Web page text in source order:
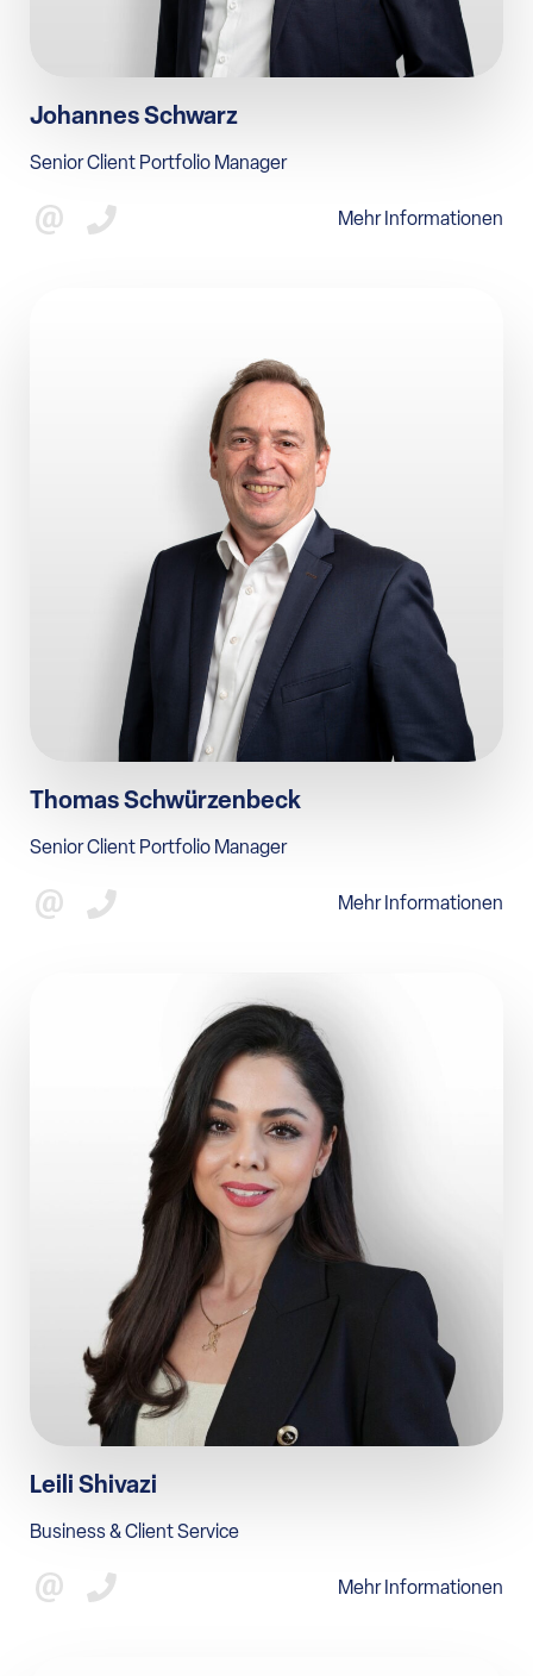
Johannes Schwarz
Senior Client Portfolio Manager
Mehr Informationen
Thomas Schwürzenbeck
Senior Client Portfolio Manager
Mehr Informationen
Leili Shivazi
Business & Client Service
Mehr Informationen
HRK LUNIS AG
Ihr bankenunabhängiger
Vermögensverwalter
KONTAKT
Ansprechpartner/-innen
kontakt@hrklunis.de
ÜBER UNS
AKTUELLES
SONSTIGES